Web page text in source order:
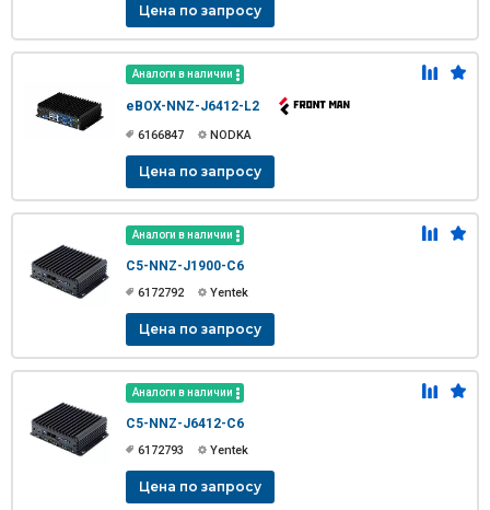
Цена по запросу
Аналоги в наличии
eBOX-NNZ-J6412-L2
6166847 NODKA
Цена по запросу
Аналоги в наличии
C5-NNZ-J1900-C6
6172792 Yentek
Цена по запросу
Аналоги в наличии
C5-NNZ-J6412-C6
6172793 Yentek
Цена по запросу